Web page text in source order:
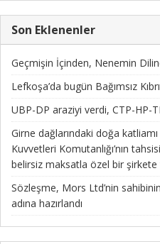
Son Eklenenler
Geçmişin İçinden, Nenemin
Lefkoşa’da bugün Bağımsız
UBP-DP araziyi verdi, CTP-HP-
Girne dağlarındaki doğa
Kuvvetleri Komutanlığı’nın
belirsiz maksatla özel bir
Sözleşme, Mors Ltd’nin
adına hazırlandı